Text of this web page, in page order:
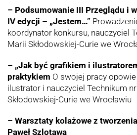
– Podsumowanie III Przeglądu i
IV edycji – „Jestem…”
koordynator konkursu, nauczyciel
Marii Skłodowskiej-Curie we
– „Jak być grafikiem i
praktykiem O swojej pracy opowie
ilustrator i nauczyciel Technikum
Skłodowskiej-Curie we Wrocławiu
– Warsztaty kolażowe z
Paweł Szlotawa